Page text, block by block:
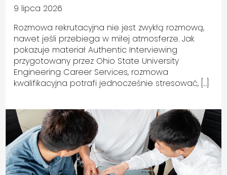
9 lipca 2026
Rozmowa rekrutacyjna nie jest zwykłą rozmową,
nawet jeśli przebiega w miłej atmosferze. Jak
pokazuje materiał Authentic Interviewing
przygotowany przez Ohio State University
Engineering Career Services, rozmowa
kwalifikacyjna potrafi jednocześnie stresować, […]